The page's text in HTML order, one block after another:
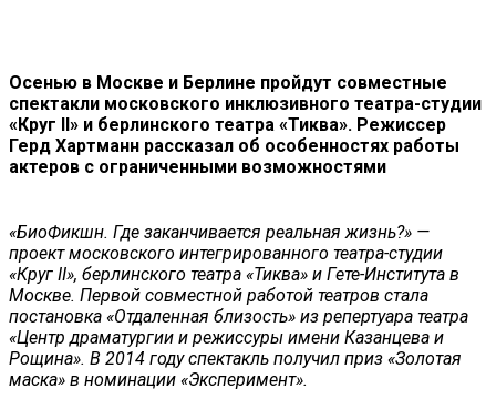
Осенью в Москве и Берлине пройдут совместные
спектакли московского инклюзивного театра-студии
«Круг II» и берлинского театра «Тиква». Режиссер
Герд Хартманн рассказал об особенностях работы
актеров с ограниченными возможностями
«БиоФикшн. Где заканчивается реальная жизнь?» —
проект московского интегрированного театра-студии
«Круг II», берлинского театра «Тиква» и Гете-Института в
Москве. Первой совместной работой театров стала
постановка «Отдаленная близость» из репертуара театра
«Центр драматургии и режиссуры имени Казанцева и
Рощина». В 2014 году спектакль получил приз «Золотая
маска» в номинации «Эксперимент».